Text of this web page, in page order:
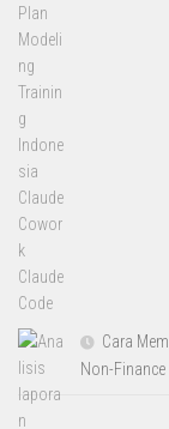
Cara
Non-Finance